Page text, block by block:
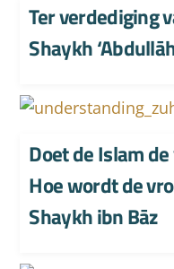
Ter verdediging
Shaykh
Doet de Islam
Hoe wordt de
Shaykh ibn Bāz